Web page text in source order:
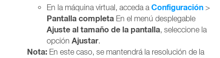
En la máquina virtual, acceda a Configuración >
Pantalla completa En el menú desplegable
Ajuste al tamaño de la pantalla, seleccione la
opción Ajustar.
Nota: En este caso, se mantendrá la resolución de la